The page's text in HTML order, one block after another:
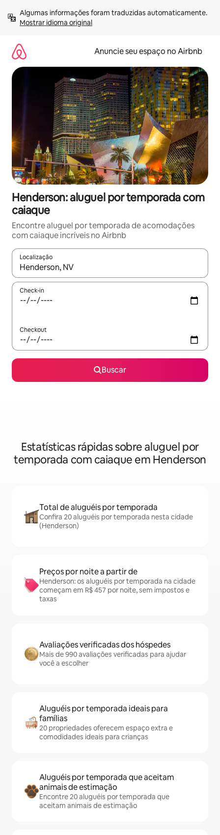
para
Mostrar idioma original
Anuncie seu espaço no Airbnb
Henderson: aluguel por temporada com
caiaque
Encontre aluguel por temporada de acomodações
com caiaque incríveis no Airbnb
Localização
Quando os resultados estiverem disponíveis, explore-os
Check-in
Checkout
Buscar
Estatísticas rápidas sobre aluguel por
temporada com caiaque em Henderson
Total de aluguéis por temporada
Confira 20 aluguéis por temporada nesta cidade
(Henderson)
Preços por noite a partir de
Henderson: os aluguéis por temporada na cidade
começam em R$ 457 por noite, sem impostos e
taxas
Avaliações verificadas dos hóspedes
Mais de 990 avaliações verificadas para ajudar
você a escolher
Aluguéis por temporada ideais para
famílias
20 propriedades oferecem espaço extra e
comodidades ideais para crianças
Aluguéis por temporada que aceitam
animais de estimação
Encontre 20 aluguéis por temporada que
aceitam animais de estimação